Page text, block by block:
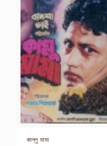
কাল্লু মামা